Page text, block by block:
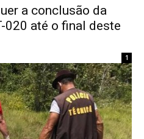
a conclusão da
020 até o final deste
1